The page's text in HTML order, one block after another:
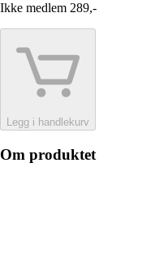
Ikke medlem 289,-
Legg i handlekurv
Om produktet